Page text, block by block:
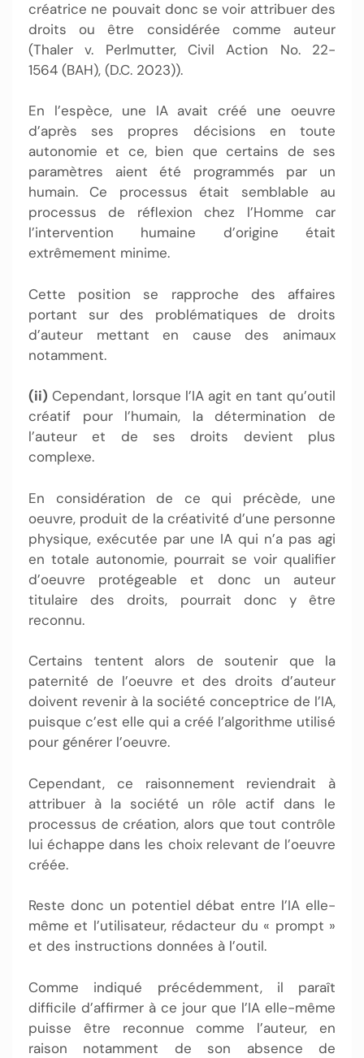
créatrice ne pouvait donc se voir attribuer des
droits ou être considérée comme auteur
(Thaler v. Perlmutter, Civil Action No. 22-
1564 (BAH), (D.C. 2023)).
En l’espèce, une IA avait créé une oeuvre
d’après ses propres décisions en toute
autonomie et ce, bien que certains de ses
paramètres aient été programmés par un
humain. Ce processus était semblable au
processus de réflexion chez l’Homme car
l’intervention humaine d’origine était
extrêmement minime.
Cette position se rapproche des affaires
portant sur des problématiques de droits
d’auteur mettant en cause des animaux
notamment.
(ii) Cependant, lorsque l’IA agit en tant qu’outil
créatif pour l’humain, la détermination de
l’auteur et de ses droits devient plus
complexe.
En considération de ce qui précède, une
oeuvre, produit de la créativité d’une personne
physique, exécutée par une IA qui n’a pas agi
en totale autonomie, pourrait se voir qualifier
d’oeuvre protégeable et donc un auteur
titulaire des droits, pourrait donc y être
reconnu.
Certains tentent alors de soutenir que la
paternité de l’oeuvre et des droits d’auteur
doivent revenir à la société conceptrice de l’IA,
puisque c’est elle qui a créé l’algorithme utilisé
pour générer l’oeuvre.
Cependant, ce raisonnement reviendrait à
attribuer à la société un rôle actif dans le
processus de création, alors que tout contrôle
lui échappe dans les choix relevant de l’oeuvre
créée.
Reste donc un potentiel débat entre l’IA elle-
même et l’utilisateur, rédacteur du « prompt »
et des instructions données à l’outil.
Comme indiqué précédemment, il paraît
difficile d’affirmer à ce jour que l’IA elle-même
puisse être reconnue comme l’auteur, en
raison notamment de son absence de